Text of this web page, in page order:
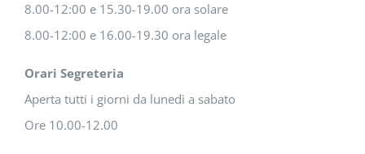
8.00-12:00 e 15.30-19.00 ora solare
8.00-12:00 e 16.00-19.30 ora legale
Orari Segreteria
Aperta tutti i giorni da lunedì a sabato
Ore 10.00-12.00